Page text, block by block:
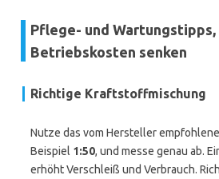
Pflege- und Wartungstipps,
Betriebskosten senken
Richtige Kraftstoffmischung
Nutze das vom Hersteller
Beispiel 1:50, und messe genau ab.
erhöht Verschleiß und Verbrauch.